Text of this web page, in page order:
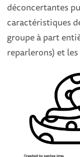
déconcertantes
caractéristiques
groupe à part
reparlerons) et les